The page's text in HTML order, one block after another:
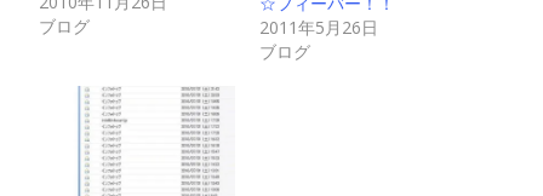
ブログ
2011年5月26日
ブログ